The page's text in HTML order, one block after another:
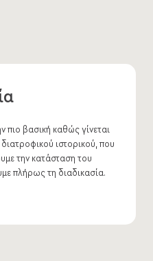
που χτίζεται και
μας. Για να υπάρξει
οστού από την αποδόμηση.
οστού, οδηγούμαστε σε
μεγαλύτερο ποσοστό σε
πιο βασική καθώς γίνεται
ιστορικού, που
την κατάσταση του
πλήρως τη διαδικασία.